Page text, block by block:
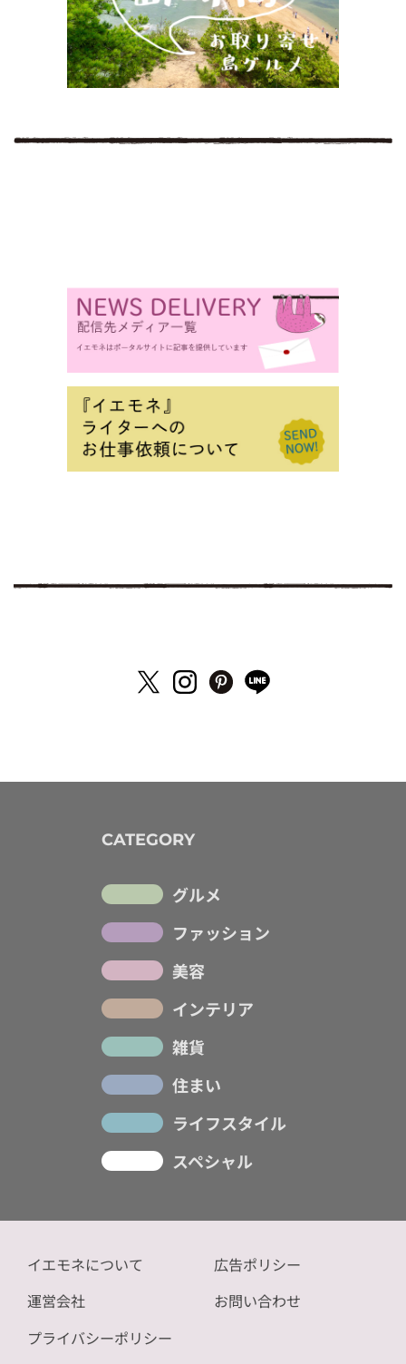
CATEGORY
グルメ
ファッション
美容
インテリア
雑貨
住まい
ライフスタイル
スペシャル
イエモネについて
運営会社
プライバシーポリシー
広告ポリシー
お問い合わせ